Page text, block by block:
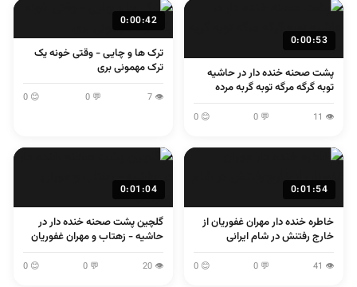
0:00:53
پشت صحنه خنده دار در حاشیه
توبه گرگه مرگه توبه گربه مرده
👁 11
💬 0
😊 0
0:00:42
ترک ها و چایی - وقتی خونه یک
ترک مهمونی بری
👁 7
💬 0
😊 0
0:01:54
خاطره خنده دار مهران غفوریان از
خارج رفتنش در شام ایرانی
👁 41
💬 0
😊 0
0:01:04
گلچین پشت صحنه خنده دار در
حاشیه - زهتاب و مهران غفوریان
👁 20
💬 0
😊 0